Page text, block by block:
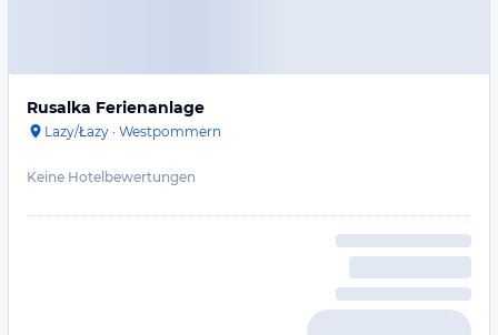
Rusalka Ferienanlage
Lazy/Łazy · Westpommern
Keine Hotelbewertungen